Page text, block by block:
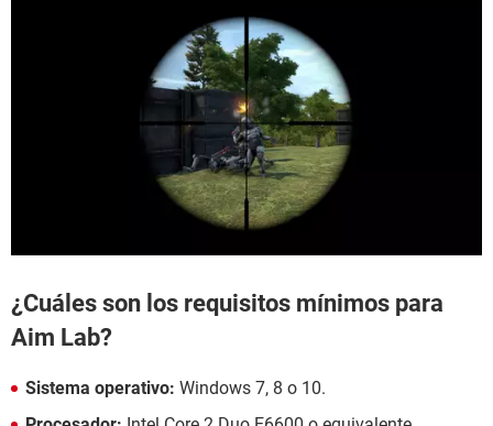
¿Cuáles son los requisitos mínimos para
Aim Lab?
Sistema operativo: Windows 7, 8 o 10.